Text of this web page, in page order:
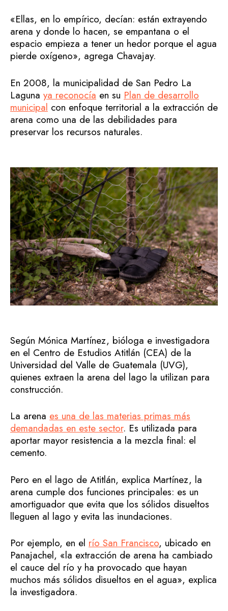
«Ellas, en lo empírico, decían: están extrayendo
arena y donde lo hacen, se empantana o el
espacio empieza a tener un hedor porque el agua
pierde oxígeno», agrega Chavajay.
En 2008, la municipalidad de San Pedro La
Laguna ya reconocía en su Plan de desarrollo
municipal con enfoque territorial a la extracción de
arena como una de las debilidades para
preservar los recursos naturales.
Según Mónica Martínez, bióloga e investigadora
en el Centro de Estudios Atitlán (CEA) de la
Universidad del Valle de Guatemala (UVG),
quienes extraen la arena del lago la utilizan para
construcción.
La arena es una de las materias primas más
demandadas en este sector. Es utilizada para
aportar mayor resistencia a la mezcla final: el
cemento.
Pero en el lago de Atitlán, explica Martínez, la
arena cumple dos funciones principales: es un
amortiguador que evita que los sólidos disueltos
lleguen al lago y evita las inundaciones.
Por ejemplo, en el río San Francisco, ubicado en
Panajachel, «la extracción de arena ha cambiado
el cauce del río y ha provocado que hayan
muchos más sólidos disueltos en el agua», explica
la investigadora.